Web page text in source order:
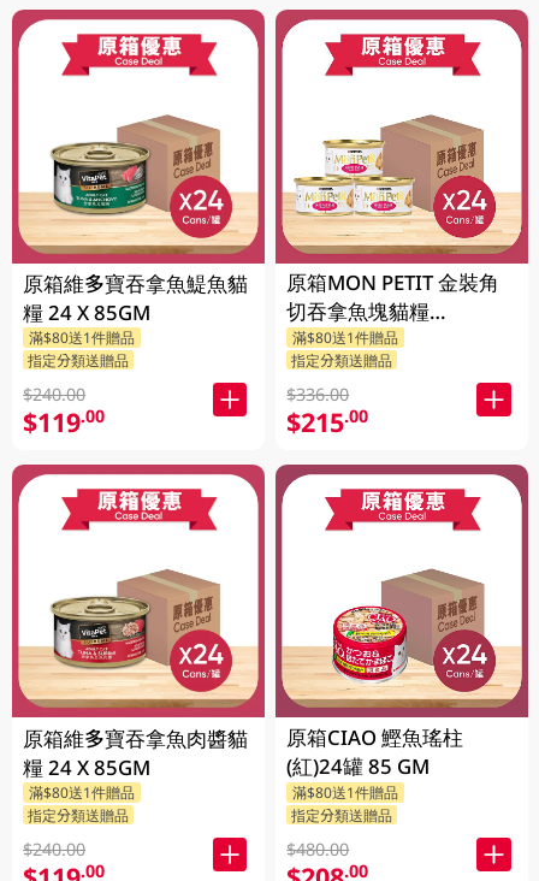
原箱維多寶吞拿魚鯷魚貓
糧 24 X 85GM
滿$80送1件贈品
指定分類送贈品
$240.00
$119.00
原箱維多寶吞拿魚肉醬貓
糧 24 X 85GM
滿$80送1件贈品
指定分類送贈品
$240.00
.00
原箱MON PETIT 金裝角
切吞拿魚塊貓糧
24X85GM
滿$80送1件贈品
指定分類送贈品
$336.00
$215.00
原箱CIAO 鰹魚瑤柱
(紅)24罐 85 GM
滿$80送1件贈品
指定分類送贈品
$480.00
.00